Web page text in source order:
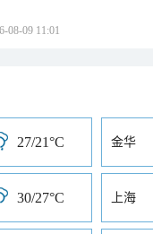
08-09 11:01
27/21°C 金华
30/27°C 上海